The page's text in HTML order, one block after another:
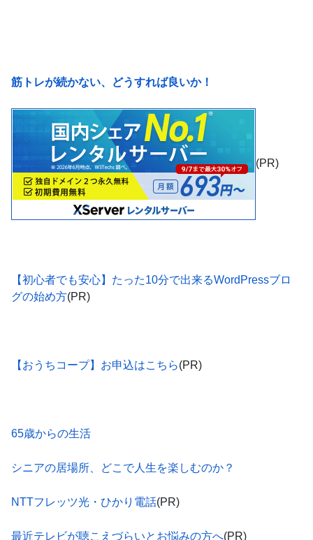
筋トレが続かない、どうすれば良いか！
(PR)
【初心者でも安心】たった10分で出来るWordPressブロ
グの始め方(PR)
【おうちコープ】お申込はこちら(PR)
65歳からの生活
シニアの居場所、どこで人生を楽しむのか？
NTTフレッツ光・ひかり電話(PR)
最近テレビが聴こえづらいとお悩みの方へ(PR)